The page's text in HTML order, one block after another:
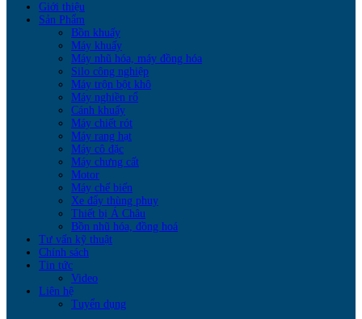
Giới thiệu
Sản Phẩm
Bồn khuấy
Máy khuấy
Máy nhũ hóa, máy đồng hóa
Silo công nghiệp
Máy trộn bột khô
Máy nghiền rổ
Cánh khuấy
Máy chiết rót
Máy rang hạt
Máy cô đặc
Máy chưng cất
Motor
Máy chế biến
Xe đẩy thùng phuy
Thiết bị Á Châu
Bồn nhũ hóa, đồng hoá
Tư vấn kỹ thuật
Chính sách
Tin tức
Video
Liên hệ
Tuyển dụng